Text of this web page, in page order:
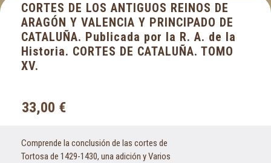
CORTES DE LOS ANTIGUOS REINOS DE
ARAGÓN Y VALENCIA Y PRINCIPADO DE
CATALUÑA. Publicada por la R. A. de la
Historia. CORTES DE CATALUÑA. TOMO
XV.
33,00 €
Comprende la conclusión de las cortes de
Tortosa de 1429-1430, una adición y Varios